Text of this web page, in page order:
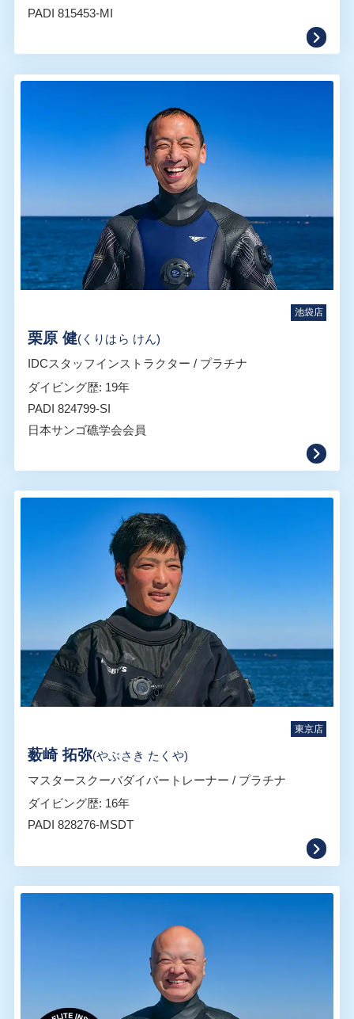
PADI 815453-MI
池袋店
栗原 健(くりはら けん)
IDCスタッフインストラクター / プラチナ
ダイビング歴: 19年
PADI 824799-SI
日本サンゴ礁学会会員
東京店
薮崎 拓弥(やぶさき たくや)
マスタースクーバダイバートレーナー / プラチナ
ダイビング歴: 16年
PADI 828276-MSDT